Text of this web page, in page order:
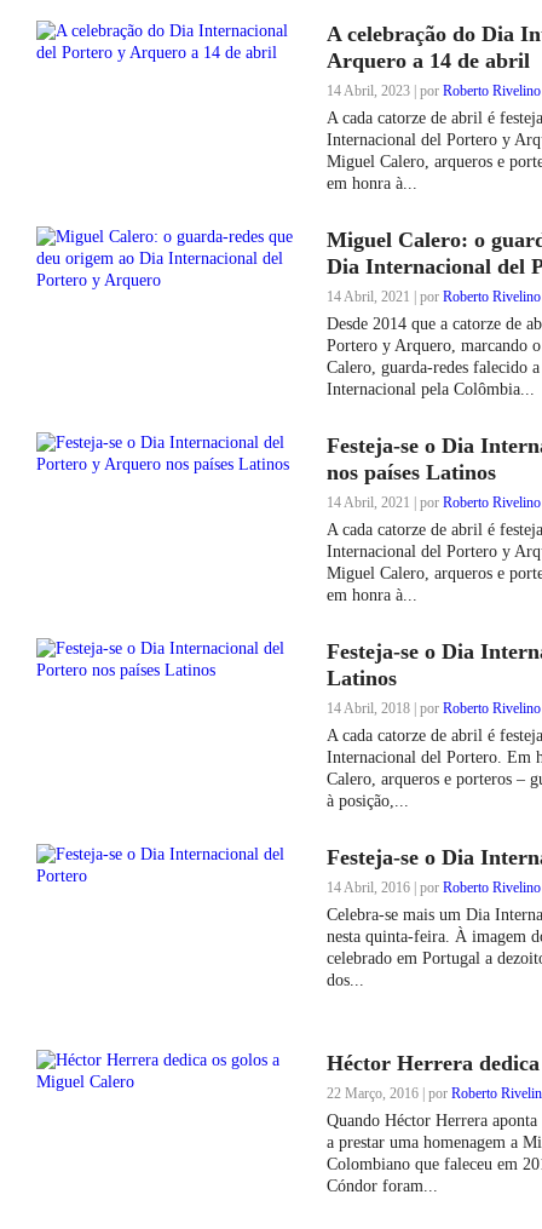
A celebração do Dia
Arquero a 14 de abril
14 Abril, 2023 | por Roberto Rivelino
A cada catorze de abril é
Internacional del Portero y
Miguel Calero, arqueros e
em honra à...
Miguel Calero: o
Dia Internacional del
14 Abril, 2021 | por Roberto Rivelino
Desde 2014 que a catorze de
Portero y Arquero, marcando
Calero, guarda-redes falecido
Internacional pela Colômbia...
Festeja-se o Dia
nos países Latinos
14 Abril, 2021 | por Roberto Rivelino
A cada catorze de abril é
Internacional del Portero y
Miguel Calero, arqueros e
em honra à...
Festeja-se o Dia
Latinos
14 Abril, 2018 | por Roberto Rivelino
A cada catorze de abril é
Internacional del Portero. Em
Calero, arqueros e porteros –
à posição,...
Festeja-se o Dia
14 Abril, 2016 | por Roberto Rivelino
Celebra-se mais um Dia
nesta quinta-feira. À imagem
celebrado em Portugal a
dos...
Héctor Herrera
22 Março, 2016 | por Roberto
Quando Héctor Herrera
a prestar uma homenagem a
Colombiano que faleceu em
Cóndor foram...